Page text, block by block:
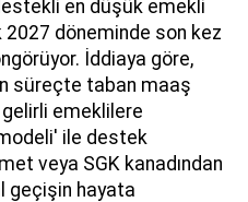
en düşük emekli
2027 döneminde son kez
İddiaya göre,
süreçte taban maaş
emeklilere
ile destek
veya SGK kanadından
geçişin hayata